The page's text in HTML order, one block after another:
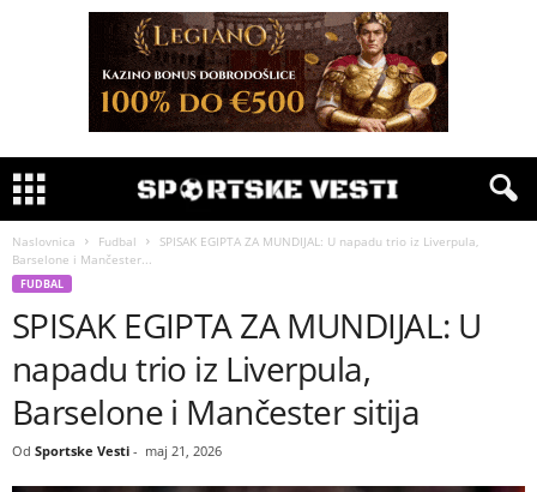
Naslovnica Fudbal
SPISAK EGIPTA ZA MUNDIJAL: U napadu trio iz Liverpula,
Barselone i Mančester...
FUDBAL
SPISAK EGIPTA ZA MUNDIJAL: U
napadu trio iz Liverpula,
Barselone i Mančester sitija
Od Sportske Vesti - maj 21, 2026